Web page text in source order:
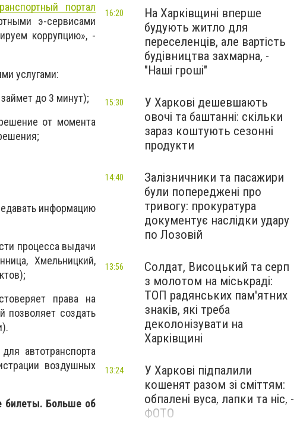
портал
э-сервисами
коррупцию», -
услугами:
до 3 минут);
от момента
информацию
процесса выдачи
Хмельницкий,
права на
позволяет создать
автотранспорта
воздушных
билеты. Больше об
На Харківщині вперше
будують житло для
переселенців, але вартість
будівництва захмарна, -
"Наші гроші"
16:20
У Харкові дешевшають
овочі та баштанні: скільки
зараз коштують сезонні
продукти
15:30
Залізничники та пасажири
були попереджені про
тривогу: прокуратура
документує наслідки удару
по Лозовій
14:40
Солдат, Висоцький та серп
з молотом на міськраді:
ТОП радянських пам'ятних
знаків, які треба
деколонізувати на
Харківщині
13:56
У Харкові підпалили
кошенят разом зі сміттям:
обпалені вуса, лапки та ніс, -
ФОТО
13:24